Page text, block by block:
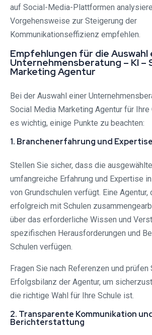
auf Social-Media-Plattformen
Vorgehensweise zur Steigerung der
Kommunikationseffizienz empfehlen.
Empfehlungen für die Auswahl
Unternehmensberatung – KI –
Marketing Agentur
Bei der Auswahl einer
Social Media Marketing Agentur für Ihre
es wichtig, einige Punkte zu beachten:
1. Branchenerfahrung und Expertise
Stellen Sie sicher, dass die
umfangreiche Erfahrung und Expertise
von Grundschulen verfügt. Eine
erfolgreich mit Schulen
über das erforderliche Wissen und
spezifischen Herausforderungen und
Schulen verfügen.
Fragen Sie nach Referenzen und prüfen
Erfolgsbilanz der Agentur, um
die richtige Wahl für Ihre Schule ist.
2. Transparente Kommunikation
Berichterstattung